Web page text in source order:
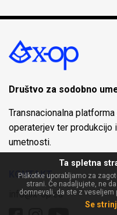
Društvo za sodobno
Transnacionalna
operaterjev ter produkcijo
umetnosti.
KONTAKT
info@x-op.eu
Ta spletna
Piškotke uporabljamo za
strani. Če nadaljujete, ne
domnevali, da ste z veseljem
Se